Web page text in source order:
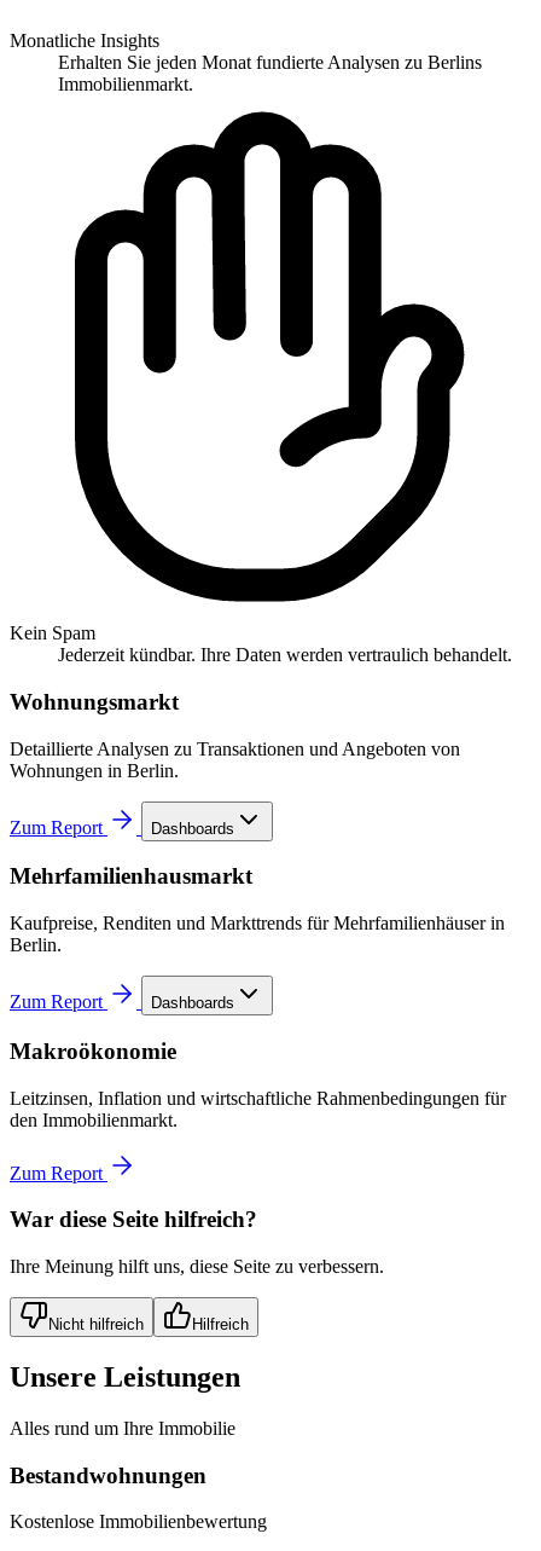
Monatliche Insights
Erhalten Sie jeden Monat fundierte Analysen zu Berlins
Immobilienmarkt.
Kein Spam
Jederzeit kündbar. Ihre Daten werden vertraulich behandelt.
Wohnungsmarkt
Detaillierte Analysen zu Transaktionen und Angeboten von
Wohnungen in Berlin.
Zum Report Dashboards
Mehrfamilienhausmarkt
Kaufpreise, Renditen und Markttrends für Mehrfamilienhäuser in
Berlin.
Zum Report Dashboards
Makroökonomie
Leitzinsen, Inflation und wirtschaftliche Rahmenbedingungen für
den Immobilienmarkt.
Zum Report
War diese Seite hilfreich?
Ihre Meinung hilft uns, diese Seite zu verbessern.
Nicht hilfreich Hilfreich
Unsere Leistungen
Alles rund um Ihre Immobilie
Bestandwohnungen
Kostenlose Immobilienbewertung